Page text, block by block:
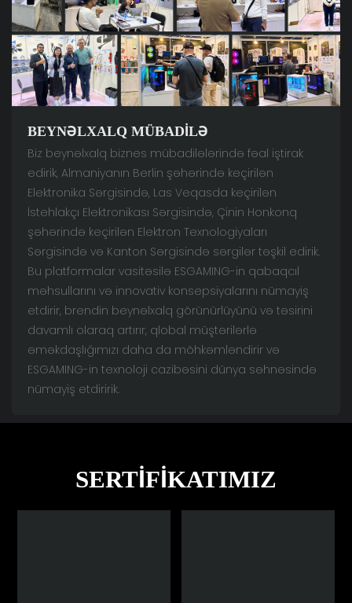
BEYNƏLXALQ MÜBADILƏ
Biz beynəlxalq biznes mübadilələrində fəal iştirak
edirik, Almaniyanın Berlin şəhərində keçirilən
Elektronika Sərgisində, Las Veqasda keçirilən
İstehlakçı Elektronikası Sərgisində, Çinin Honkonq
şəhərində keçirilən Elektron Texnologiyaları
Sərgisində və Kanton Sərgisində sərgilər təşkil edirik.
Bu platformalar vasitəsilə ESGAMING-in qabaqcıl
məhsullarını və innovativ konsepsiyalarını nümayiş
etdirir, brendin beynəlxalq görünürlüyünü və təsirini
davamlı olaraq artırır, qlobal müştərilərlə
əməkdaşlığımızı daha da möhkəmləndirir və
ESGAMING-in texnoloji cazibəsini dünya səhnəsində
nümayiş etdiririk.
SERTIFIKATIMIZ